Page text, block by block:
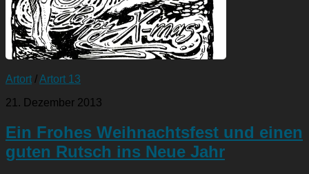
Artort /Artort 13
21. Dezember 2013
Ein Frohes Weihnachtsfest und einen
guten Rutsch ins Neue Jahr